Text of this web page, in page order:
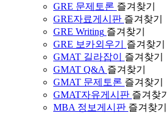
GRE 문제토론 즐겨찾기
GRE자료게시판 즐겨찾기
GRE Writing 즐겨찾기
GRE 보카외우기
즐겨찾기
GMAT 길라잡이
즐겨찾기
GMAT Q&A 즐겨찾기
GMAT 문제토론 즐겨찾기
GMAT자유게시판 즐겨찾기
MBA 정보게시판 즐겨찾기